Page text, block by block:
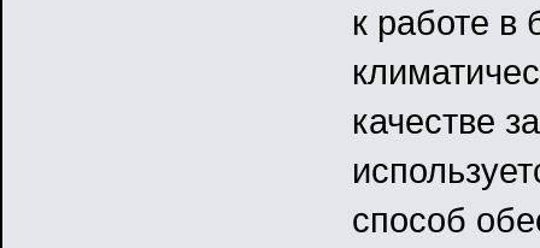
к работе
качестве
способ